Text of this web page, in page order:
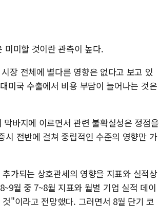
미미할 것이란 관측이 높다.
장 전체에 별다른 영향은 없다고 보고 있
미국 수출에서 비용 부담이 늘어나는 것은
바지에 이르면서 관련 불확실성은 정점을
전반에 걸쳐 중립적인 수준의 영향만 가
가되는 상호관세의 영향을 지표와 실적상
월 중 7~8월 지표와 월별 기업 실적 데이
"이라고 전망했다. 그러면서 8월 단기 코